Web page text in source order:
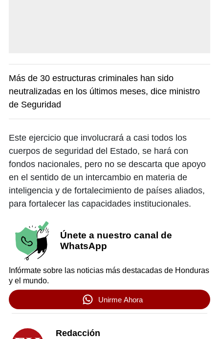
Más de 30 estructuras criminales han sido
neutralizadas en los últimos meses, dice ministro
de Seguridad
Este ejercicio que involucrará a casi todos los
cuerpos de seguridad del Estado, se hará con
fondos nacionales, pero no se descarta que apoyo
en el sentido de un intercambio en materia de
inteligencia y de fortalecimiento de países aliados,
para fortalecer las capacidades institucionales.
Únete a nuestro canal de
WhatsApp
Infórmate sobre las noticias más destacadas de Honduras
y el mundo.
Unirme Ahora
Redacción